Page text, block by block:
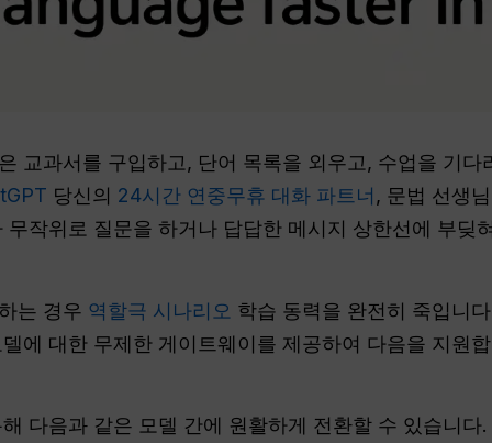
교과서를 구입하고, 단어 목록을 외우고, 수업을 기
당신의 24시간 연중무휴 대화 파트너, 문법 선생
무작위로 질문을 하거나 답답한 메시지 상한선에 부딪
는 경우 역할극 시나리오 학습 동력을 완전히 죽입니
에 대한 무제한 게이트웨이를 제공하여 다음을 지원
다음과 같은 모델 간에 원활하게 전환할 수 있습니다.